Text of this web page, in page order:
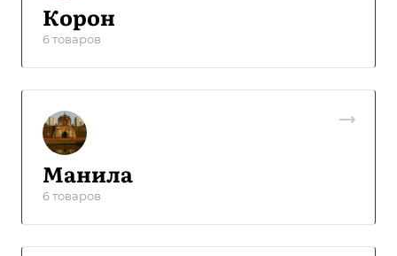
Корон
6 товаров
Манила
6 товаров